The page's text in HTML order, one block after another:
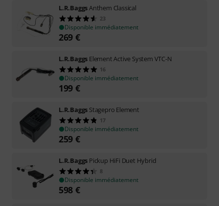
L.R.BaggsAnthem Classical
23
Disponible immédiatement
269 €
L.R.Baggs Element Active System VTC-N
16
Disponible immédiatement
199 €
L.R.Baggs Stagepro Element
17
Disponible immédiatement
259 €
L.R.Baggs Pickup HiFi Duet Hybrid
8
Disponible immédiatement
598 €